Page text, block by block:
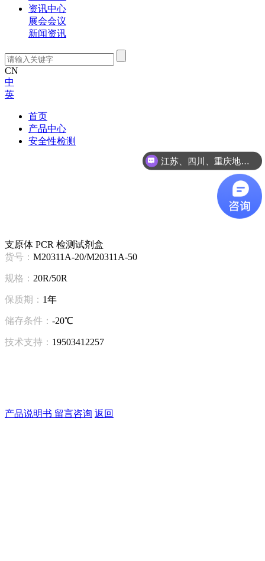
资讯中心
展会会议
新闻资讯
CN
中
英
首页
产品中心
安全性检测
支原体 PCR 检测试剂盒
货号： M20311A-20/M20311A-50
规格： 20R/50R
保质期： 1年
储存条件： -20℃
技术支持： 19503412257
产品说明书 留言咨询 返回